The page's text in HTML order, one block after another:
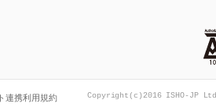
連携利用規約 Copyright(c)2016 ISHO-JP